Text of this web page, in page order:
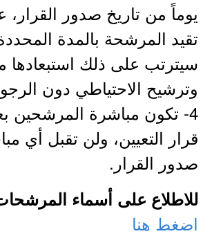
يوماً من تاريخ صدور القرار،
تقيد المرشحة بالمدة
سيترتب على ذلك استبعادها
وترشيح الاحتياطي دون
4- تكون مباشرة المرشحين
قرار التعيين، ولن تقبل أي
صدور القرار.
للاطلاع على أسماء
اضغط هنا